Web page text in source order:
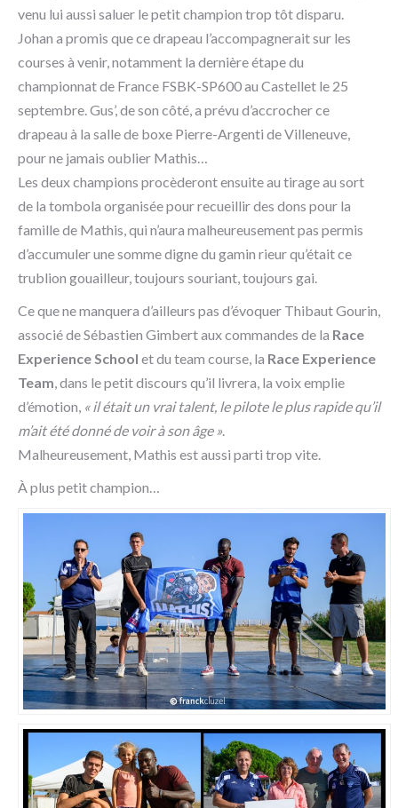
venu lui aussi saluer le petit champion trop tôt disparu.
Johan a promis que ce drapeau l’accompagnerait sur les
courses à venir, notamment la dernière étape du
championnat de France FSBK-SP600 au Castellet le 25
septembre. Gus’, de son côté, a prévu d’accrocher ce
drapeau à la salle de boxe Pierre-Argenti de Villeneuve,
pour ne jamais oublier Mathis…
Les deux champions procèderont ensuite au tirage au sort
de la tombola organisée pour recueillir des dons pour la
famille de Mathis, qui n’aura malheureusement pas permis
d’accumuler une somme digne du gamin rieur qu’était ce
trublion gouailleur, toujours souriant, toujours gai.
Ce que ne manquera d’ailleurs pas d’évoquer Thibaut Gourin,
associé de Sébastien Gimbert aux commandes de la Race
Experience School et du team course, la Race Experience
Team, dans le petit discours qu’il livrera, la voix emplie
d’émotion, « il était un vrai talent, le pilote le plus rapide qu’il
m’ait été donné de voir à son âge ».
Malheureusement, Mathis est aussi parti trop vite.
À plus petit champion…